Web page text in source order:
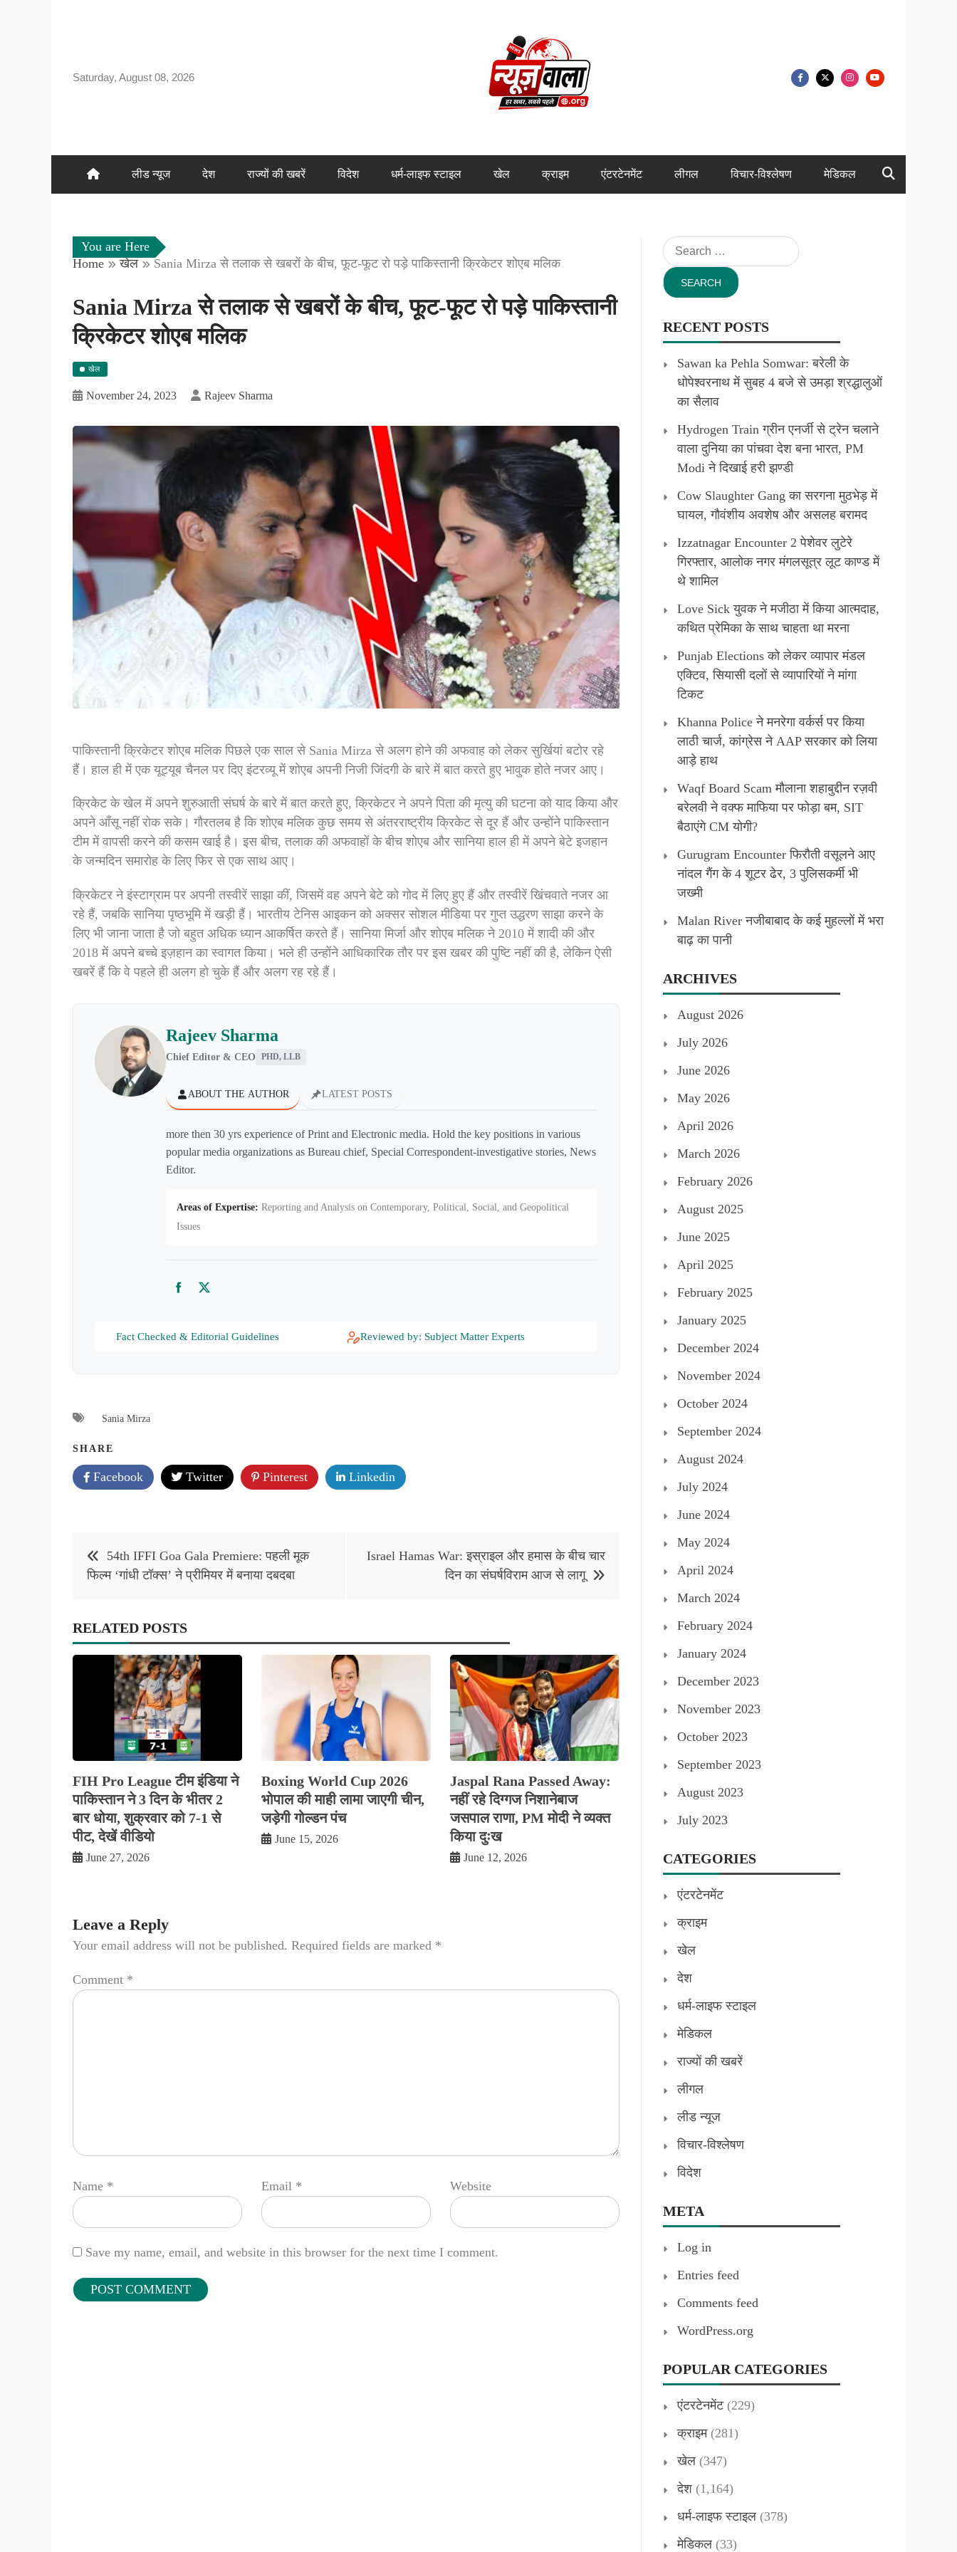
Saturday, August 08, 2026
लीड न्यूज देश राज्यों की खबरें विदेश धर्म-लाइफ स्टाइल खेल क्राइम एंटरटेनमेंट लीगल विचार-विश्लेषण मेडिकल
You are Here
Home
खेल Sania Mirza से तलाक से खबरों के बीच, फूट-फूट रो पड़े पाकिस्तानी क्रिकेटर शोएब मलिक
Sania Mirza से तलाक से खबरों के बीच, फूट-फूट रो पड़े पाकिस्तानी
क्रिकेटर शोएब मलिक
खेल
November 24, 2023 Rajeev Sharma
पाकिस्तानी क्रिकेटर शोएब मलिक पिछले एक साल से Sania Mirza से अलग होने की अफवाह को लेकर सुर्खियां बटोर रहे
हैं। हाल ही में एक यूट्यूब चैनल पर दिए इंटरव्यू में शोएब अपनी निजी जिंदगी के बारे में बात करते हुए भावुक होते नजर आए।
क्रिकेट के खेल में अपने शुरुआती संघर्ष के बारे में बात करते हुए, क्रिकेटर ने अपने पिता की मृत्यु की घटना को याद किया और
अपने आँसू नहीं रोक सके। गौरतलब है कि शोएब मलिक कुछ समय से अंतरराष्ट्रीय क्रिकेट से दूर हैं और उन्होंने पाकिस्तान
टीम में वापसी करने की कसम खाई है। इस बीच, तलाक की अफवाहों के बीच शोएब और सानिया हाल ही में अपने बेटे इजहान
के जन्मदिन समारोह के लिए फिर से एक साथ आए।
क्रिकेटर ने इंस्टाग्राम पर अपनी तस्वीरें साझा कीं, जिसमें वह अपने बेटे को गोद में लिए हुए हैं और तस्वीरें खिंचवाते नजर आ
रहे हैं, जबकि सानिया पृष्ठभूमि में खड़ी हैं। भारतीय टेनिस आइकन को अक्सर सोशल मीडिया पर गुप्त उद्धरण साझा करने के
लिए भी जाना जाता है जो बहुत अधिक ध्यान आकर्षित करते हैं। सानिया मिर्जा और शोएब मलिक ने 2010 में शादी की और
2018 में अपने बच्चे इज़हान का स्वागत किया। भले ही उन्होंने आधिकारिक तौर पर इस खबर की पुष्टि नहीं की है, लेकिन ऐसी
खबरें हैं कि वे पहले ही अलग हो चुके हैं और अलग रह रहे हैं।
Rajeev Sharma
Chief Editor & CEO PHD, LLB
ABOUT THE AUTHOR LATEST POSTS
more then 30 yrs experience of Print and Electronic media. Hold the key positions in various
popular media organizations as Bureau chief, Special Correspondent-investigative stories, News
Editor.
Areas of Expertise: Reporting and Analysis on Contemporary, Political, Social, and Geopolitical
Issues
FacebookTwitter
Fact Checked & Editorial Guidelines Reviewed by: Subject Matter Experts
Sania Mirza
SHARE
Facebook Twitter Pinterest Linkedin
navigation
54th IFFI Goa Gala Premiere: पहली मूक
फिल्म ‘गांधी टॉक्स’ ने प्रीमियर में बनाया दबदबा
Israel Hamas War: इस्राइल और हमास के बीच चार
दिन का संघर्षविराम आज से लागू
RELATED POSTS
FIH Pro League टीम इंडिया ने
पाकिस्तान ने 3 दिन के भीतर 2
बार धोया, शुक्रवार को 7-1 से
पीट, देखें वीडियो
June 27, 2026
Boxing World Cup 2026
भोपाल की माही लामा जाएगी चीन,
जड़ेगी गोल्डन पंच
June 15, 2026
Jaspal Rana Passed Away:
नहीं रहे दिग्गज निशानेबाज
जसपाल राणा, PM मोदी ने व्यक्त
किया दुःख
June 12, 2026
Leave a Reply
Your email address will not be published. Required fields are marked *
Comment *
Name * Email * Website
Save my name, email, and website in this browser for the next time I comment.
Search
for:
RECENT POSTS
Sawan ka Pehla Somwar: बरेली के
धोपेश्वरनाथ में सुबह 4 बजे से उमड़ा श्रद्धालुओं
का सैलाव
Hydrogen Train ग्रीन एनर्जी से ट्रेन चलाने
वाला दुनिया का पांचवा देश बना भारत, PM
Modi ने दिखाई हरी झण्डी
Cow Slaughter Gang का सरगना मुठभेड़ में
घायल, गौवंशीय अवशेष और असलह बरामद
Izzatnagar Encounter 2 पेशेवर लुटेरे
गिरफ्तार, आलोक नगर मंगलसूत्र लूट काण्‍ड में
थे शामिल
Love Sick युवक ने मजीठा में किया आत्मदाह,
कथित प्रेमिका के साथ चाहता था मरना
Punjab Elections को लेकर व्यापार मंडल
एक्टिव, सियासी दलों से व्यापारियों ने मांगा
टिकट
Khanna Police ने मनरेगा वर्कर्स पर किया
लाठी चार्ज, कांग्रेस ने AAP सरकार को लिया
आड़े हाथ
Waqf Board Scam मौलाना शहाबुद्दीन रज़वी
बरेलवी ने वक्फ माफिया पर फोड़ा बम, SIT
बैठाएंगे CM योगी?
Gurugram Encounter फिरौती वसूलने आए
नांदल गैंग के 4 शूटर ढेर, 3 पुलिसकर्मी भी
जख्मी
Malan River नजीबाबाद के कई मुहल्लों में भरा
बाढ़ का पानी
ARCHIVES
August 2026
July 2026
June 2026
May 2026
April 2026
March 2026
February 2026
August 2025
June 2025
April 2025
February 2025
January 2025
December 2024
November 2024
October 2024
September 2024
August 2024
July 2024
June 2024
May 2024
April 2024
March 2024
February 2024
January 2024
December 2023
November 2023
October 2023
September 2023
August 2023
July 2023
CATEGORIES
एंटरटेनमेंट
क्राइम
खेल
देश
धर्म-लाइफ स्टाइल
मेडिकल
राज्यों की खबरें
लीगल
लीड न्यूज
विचार-विश्लेषण
विदेश
META
Log in
Entries feed
Comments feed
WordPress.org
POPULAR CATEGORIES
एंटरटेनमेंट(229)
क्राइम(281)
खेल (347)
देश (1,164)
धर्म-लाइफ स्टाइल (378)
मेडिकल (33)